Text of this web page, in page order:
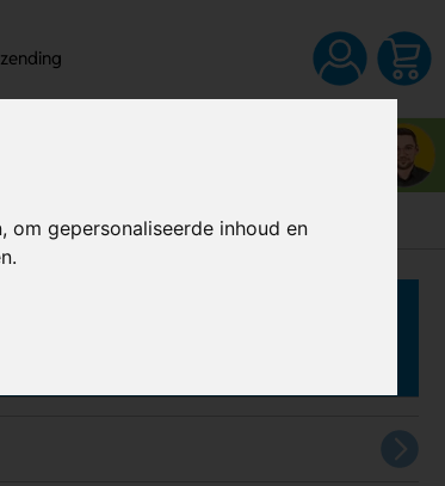
gepersonaliseerde inhoud en